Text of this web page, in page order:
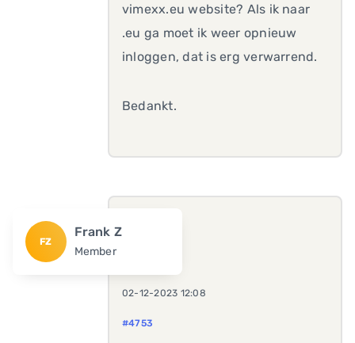
vimexx.eu website? Als ik naar
.eu ga moet ik weer opnieuw
inloggen, dat is erg verwarrend.
Bedankt.
FZ
Frank Z
Member
02-12-2023 12:08
#4753